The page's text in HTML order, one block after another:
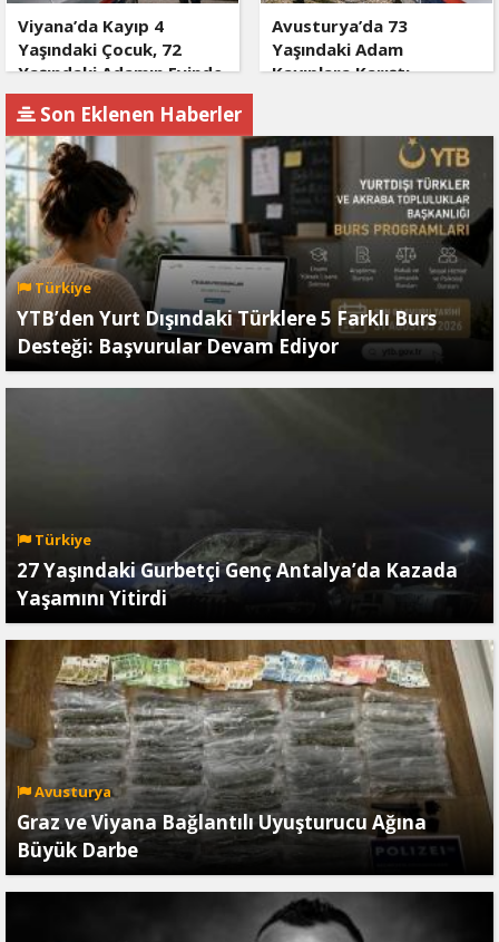
Viyana’da Kayıp 4
Yaşındaki Çocuk, 72
Yaşındaki Adamın Evinde
Bulundu
Avusturya’da 73
Yaşındaki Adam
Kayıplara Karıştı
Son Eklenen Haberler
Türkiye
YTB’den Yurt Dışındaki Türklere 5 Farklı Burs
Desteği: Başvurular Devam Ediyor
Türkiye
27 Yaşındaki Gurbetçi Genç Antalya’da Kazada
Yaşamını Yitirdi
Avusturya
Graz ve Viyana Bağlantılı Uyuşturucu Ağına
Büyük Darbe